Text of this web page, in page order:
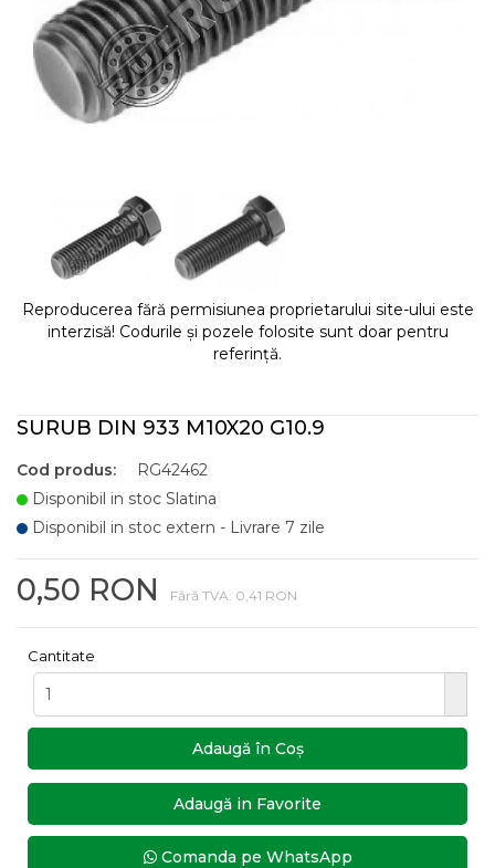
Reproducerea fără permisiunea proprietarului site-ului este
interzisă! Codurile și pozele folosite sunt doar pentru
referință.
SURUB DIN 933 M10X20 G10.9
Cod produs:
RG42462
Disponibil in stoc Slatina
Disponibil in stoc extern - Livrare 7 zile
0,50 RON Fără TVA: 0,41 RON
Cantitate
Adaugă în Coş
Adaugă in Favorite
Comanda pe WhatsApp